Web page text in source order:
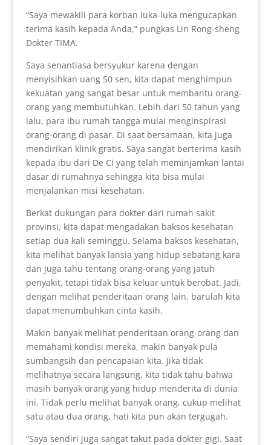
“Saya mewakili para korban luka-luka mengucapkan
terima kasih kepada Anda,” pungkas Lin Rong-sheng
Dokter TIMA.
Saya senantiasa bersyukur karena dengan
menyisihkan uang 50 sen, kita dapat menghimpun
kekuatan yang sangat besar untuk membantu orang-
orang yang membutuhkan. Lebih dari 50 tahun yang
lalu, para ibu rumah tangga mulai menginspirasi
orang-orang di pasar. Di saat bersamaan, kita juga
mendirikan klinik gratis. Saya sangat berterima kasih
kepada ibu dari De Ci yang telah meminjamkan lantai
dasar di rumahnya sehingga kita bisa mulai
menjalankan misi kesehatan.
Berkat dukungan para dokter dari rumah sakit
provinsi, kita dapat mengadakan baksos kesehatan
setiap dua kali seminggu. Selama baksos kesehatan,
kita melihat banyak lansia yang hidup sebatang kara
dan juga tahu tentang orang-orang yang jatuh
penyakit, tetapi tidak bisa keluar untuk berobat. Jadi,
dengan melihat penderitaan orang lain, barulah kita
dapat menumbuhkan cinta kasih.
Makin banyak melihat penderitaan orang-orang dan
memahami kondisi mereka, makin banyak pula
sumbangsih dan pencapaian kita. Jika tidak
melihatnya secara langsung, kita tidak tahu bahwa
masih banyak orang yang hidup menderita di dunia
ini. Tidak perlu melihat banyak orang, cukup melihat
satu atau dua orang, hati kita pun akan tergugah.
“Saya sendiri juga sangat takut pada dokter gigi. Saat